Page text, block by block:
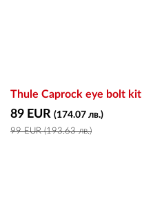
Thule Caprock eye bolt kit
89 EUR (174.07 лв.)
99 EUR (193.63 лв.)